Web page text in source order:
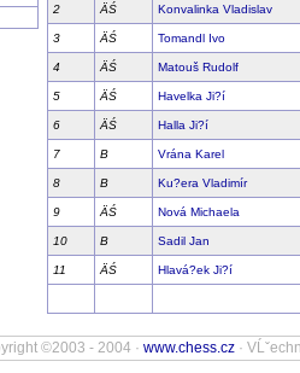
2 ÄŚ Konvalinka Vladislav
3 ÄŚ Tomandl Ivo
4 ÄŚ Matouš Rudolf
5 ÄŚ Havelka Ji?í
6 ÄŚ Halla Ji?í
7 B Vrána Karel
8 B Ku?era Vladimír
9 ÄŚ Nová Michaela
10 B Sadil Jan
11 ÄŚ Hlavá?ek Ji?í
©2003 - 2004 · www.chess.cz ·